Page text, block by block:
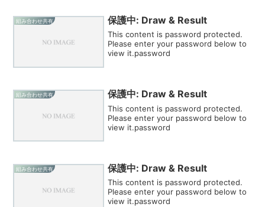
組み合わせ共有 保護中: Draw & Result
This content is password protected.
Please enter your password below to
view it.password
組み合わせ共有 保護中: Draw & Result
This content is password protected.
Please enter your password below to
view it.password
組み合わせ共有 保護中: Draw & Result
This content is password protected.
Please enter your password below to
view it.password